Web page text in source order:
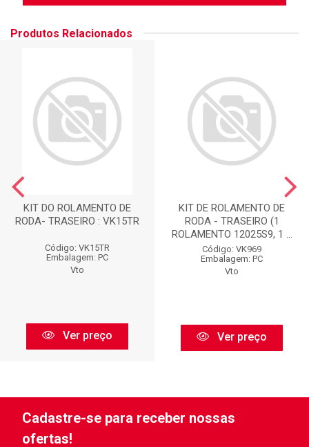
Produtos Relacionados
KIT DO ROLAMENTO DE
RODA- TRASEIRO : VK15TR
Código: VK15TR
Embalagem: PC
Vto
Ver preço
KIT DE ROLAMENTO DE
RODA - TRASEIRO (1
ROLAMENTO 12025S9, 1 ...
Código: VK969
Embalagem: PC
Vto
Ver preço
Cadastre-se para receber nossas
ofertas!